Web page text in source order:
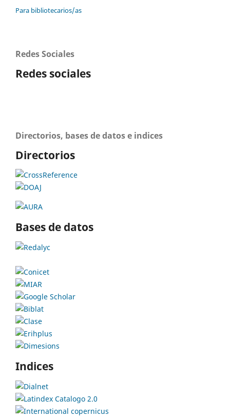
Para bibliotecarios/as
Redes Sociales
Redes sociales
Directorios, bases de datos e indices
Directorios
Bases de datos
Indices